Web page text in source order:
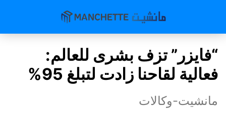
“فايزر” تزف بشرى للعالم:
فعالية لقاحنا زادت لتبلغ 95%
مانشيت-وكالات